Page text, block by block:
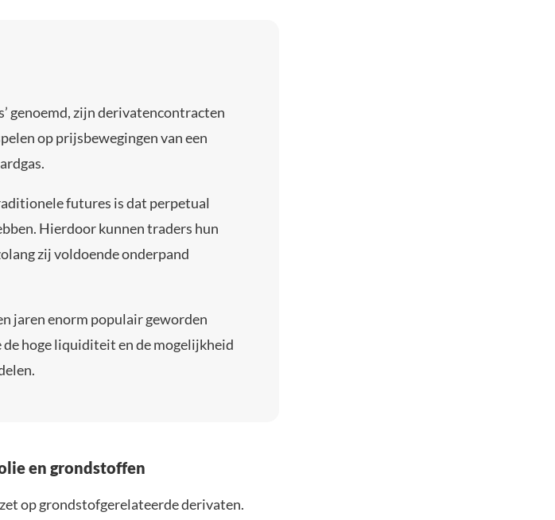
genoemd, zijn derivatencontracten
op prijsbewegingen van een
futures is dat perpetual
Hierdoor kunnen traders hun
zij voldoende onderpand
jaren enorm populair geworden
hoge liquiditeit en de mogelijkheid
en grondstoffen
op grondstofgerelateerde derivaten.